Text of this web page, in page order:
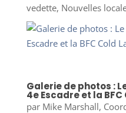
vedette, Nouvelles
Galerie de photos :
4e Escadre et la BFC
par Mike Marshall,